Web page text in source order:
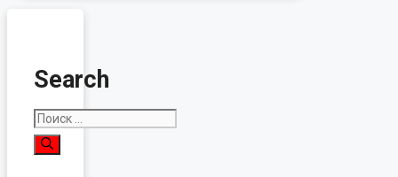
Search
Поиск: